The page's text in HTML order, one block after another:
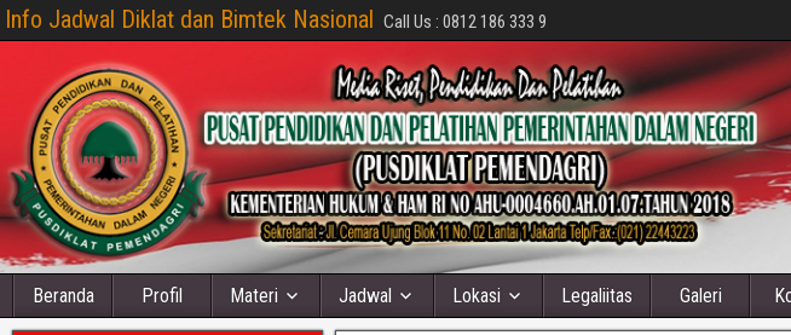
Info Jadwal Diklat dan Bimtek Nasional Call Us : 0812 186 333 9
Beranda Profil Materi Jadwal Lokasi Legaliitas Galeri